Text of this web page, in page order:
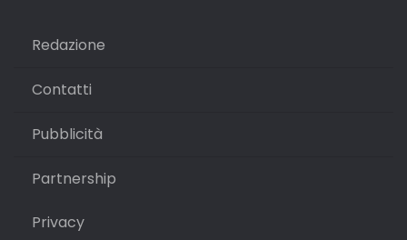
Redazione
Contatti
Pubblicità
Partnership
Privacy